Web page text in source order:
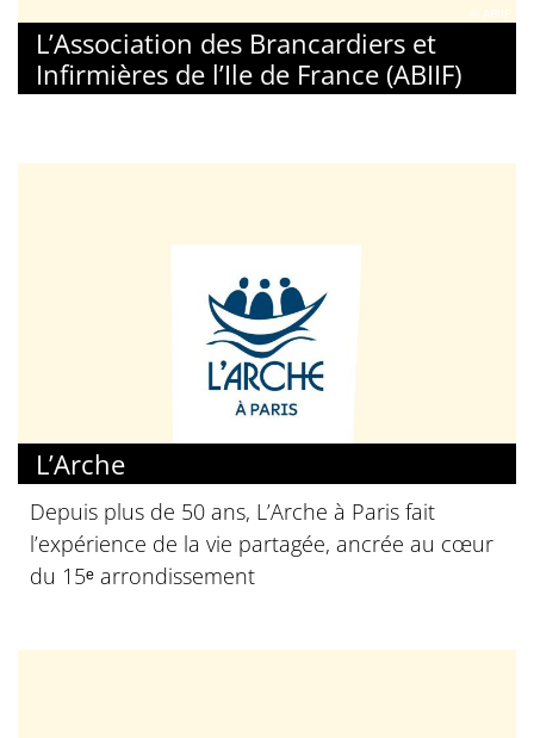
© ABIIF
L’Association des Brancardiers et
Infirmières de l’Ile de France (ABIIF)
L’Arche
Depuis plus de 50 ans, L’Arche à Paris fait
l’expérience de la vie partagée, ancrée au cœur
du 15ᵉ arrondissement